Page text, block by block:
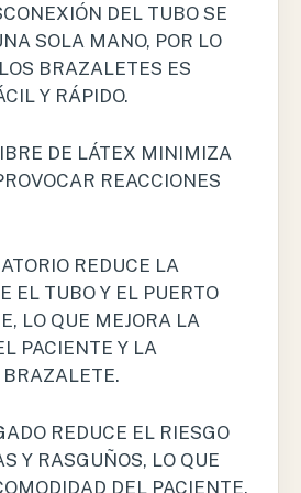
DEL TUBO SE
SOLA MANO, POR LO
BRAZALETES ES
Y RÁPIDO.
DE LÁTEX MINIMIZA
REACCIONES
REDUCE LA
EL TUBO Y EL PUERTO
LO QUE MEJORA LA
PACIENTE Y LA
BRAZALETE.
REDUCE EL RIESGO
Y RASGUÑOS, LO QUE
DEL PACIENTE.